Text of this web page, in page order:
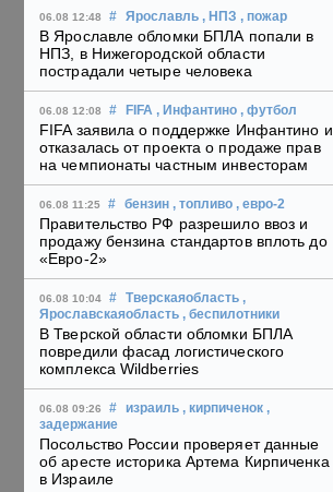
06.08 12:48 # Ярославль , НПЗ , пожар
В Ярославле обломки БПЛА попали в
НПЗ, в Нижегородской области
пострадали четыре человека
06.08 12:08 # FIFA , Инфантино , футбол
FIFA заявила о поддержке Инфантино и
отказалась от проекта о продаже прав
на чемпионаты частным инвесторам
06.08 11:25 # бензин , топливо , евро-2
Правительство РФ разрешило ввоз и
продажу бензина стандартов вплоть до
«Евро-2»
06.08 10:04 # Тверскаяобласть ,
Ярославскаяобласть , беспилотники
В Тверской области обломки БПЛА
повредили фасад логистического
комплекса Wildberries
06.08 09:26 # израиль , кирпиченок ,
задержание
Посольство России проверяет данные
об аресте историка Артема Кирпиченка
в Израиле